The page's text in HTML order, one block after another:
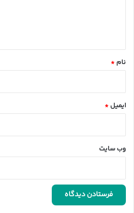
نام *
ایمیل *
وب‌ سایت